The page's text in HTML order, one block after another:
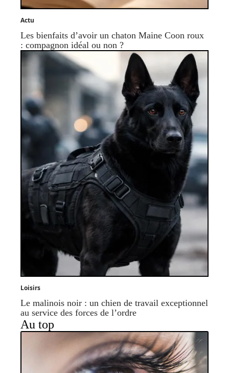
Actu
Les bienfaits d’avoir un chaton Maine Coon roux
: compagnon idéal ou non ?
Loisirs
Le malinois noir : un chien de travail exceptionnel
au service des forces de l’ordre
Au top